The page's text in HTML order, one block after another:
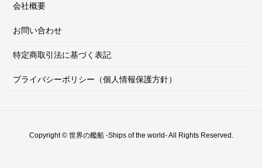
会社概要
お問い合わせ
特定商取引法に基づく表記
プライバシーポリシー（個人情報保護方針）
Copyright © 世界の艦船 -Ships of the world- All Rights Reserved.